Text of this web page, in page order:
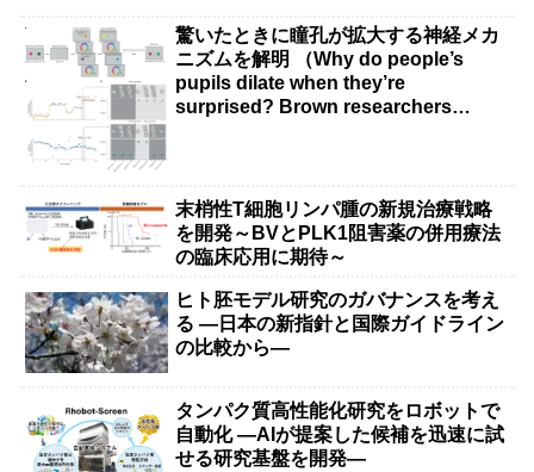
驚いたときに瞳孔が拡大する神経メカ
ニズムを解明 （Why do people’s
pupils dilate when they’re
surprised? Brown researchers
末梢性T細胞リンパ腫の新規治療戦略
を開発～BVとPLK1阻害薬の併用療法
の臨床応用に期待～
ヒト胚モデル研究のガバナンスを考え
る ―日本の新指針と国際ガイドライン
の比較から―
タンパク質高性能化研究をロボットで
自動化 ―AIが提案した候補を迅速に試
せる研究基盤を開発―